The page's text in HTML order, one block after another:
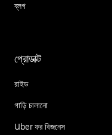
ব্লগ
প্রোডাক্ট
রাইড
গাড়ি চালানো
Uber ফর বিজনেস